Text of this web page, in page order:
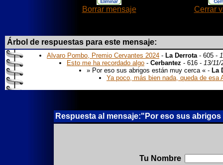
Borrar mensaje Cerrar
Árbol de respuestas para este mensaje:
Alvaro Pombo, Premio Cervantes 2024 - La Derrota- 605 -
Esto me ha recordado algo - Cerbantez - 616 - 13/11/
» Por eso sus abrigos están muy cerca « - La
Ya poco, más bien nada, queda de esa
Respuesta al mensaje:"Por eso sus
Tu Nombre